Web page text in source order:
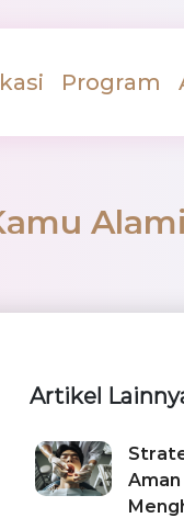
Program
Alami
Artikel